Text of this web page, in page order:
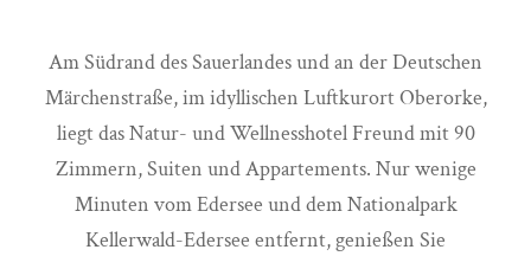
Am Südrand des Sauerlandes und an der Deutschen
Märchenstraße, im idyllischen Luftkurort Oberorke,
liegt das Natur- und Wellnesshotel Freund mit 90
Zimmern, Suiten und Appartements. Nur wenige
Minuten vom Edersee und dem Nationalpark
Kellerwald-Edersee entfernt, genießen Sie